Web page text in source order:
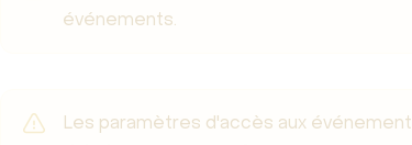
événements.
Les paramètres d'accès aux